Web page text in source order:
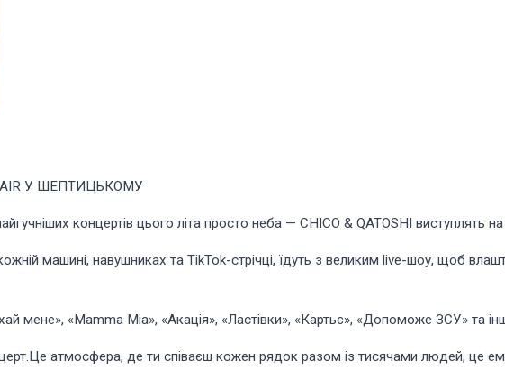
AIR У ШЕПТИЦЬКОМУ
концертів цього літа просто неба — CHICO & QATOSHI виступлять
машині, навушниках та TikTok-стрічці, їдуть з великим live-шоу, щоб
мене», «Mamma Mia», «Акація», «Ластівки», «Картьє», «Допоможе ЗСУ» та інші
атмосфера, де ти співаєш кожен рядок разом із тисячами людей, це